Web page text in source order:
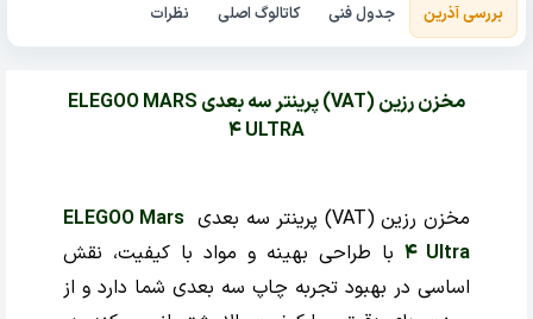
بررسی آذرین جدول فنی کاتالوگ اصلی نظرات
مخزن رزین (VAT) پرینتر سه بعدی ELEGOO MARS
4 ULTRA
مخزن رزین(VAT) پرینتر سه بعدیELEGOO Mars
4 Ultra با طراحی بهینه و مواد با کیفیت، نقش
اساسی در بهبود تجربه چاپ سه‌ بعدی شما دارد و از